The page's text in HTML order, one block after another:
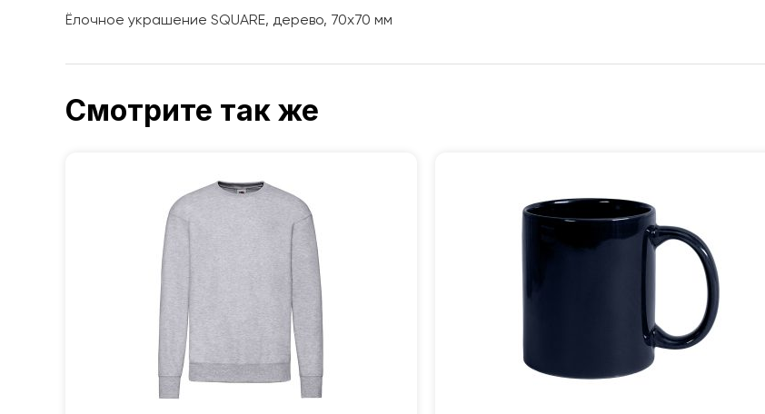
Ёлочное украшение SQUARE, дерево, 70х70 мм
Смотрите так же